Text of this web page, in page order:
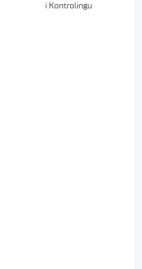
i Kontrolingu